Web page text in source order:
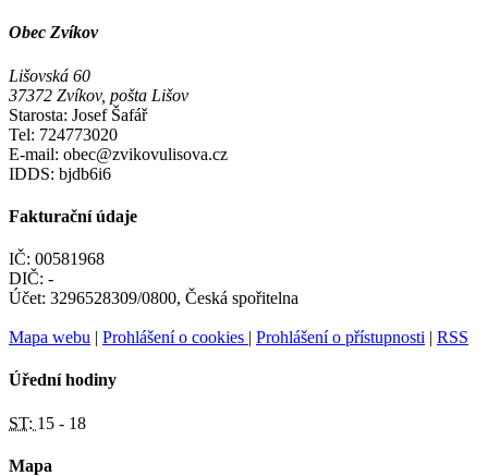
Obec Zvíkov
Lišovská 60
37372 Zvíkov, pošta Lišov
Starosta: Josef Šafář
Tel: 724773020
E-mail: obec@zvikovulisova.cz
IDDS: bjdb6i6
Fakturační údaje
IČ: 00581968
DIČ: -
Účet: 3296528309/0800, Česká spořitelna
Mapa webu | Prohlášení o cookies | Prohlášení o přístupnosti | RSS
Úřední hodiny
ST: 15 - 18
Mapa